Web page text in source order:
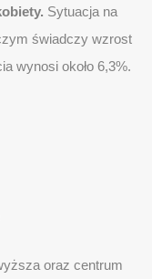
Sytuacja na
świadczy wzrost
wynosi około 6,3%.
oraz centrum